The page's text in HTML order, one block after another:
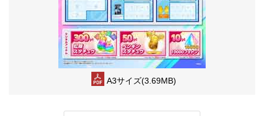
A3サイズ(3.69MB)